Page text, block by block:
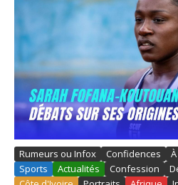
Rumeurs ou Infox Confidences
Sports
Actualités Confession